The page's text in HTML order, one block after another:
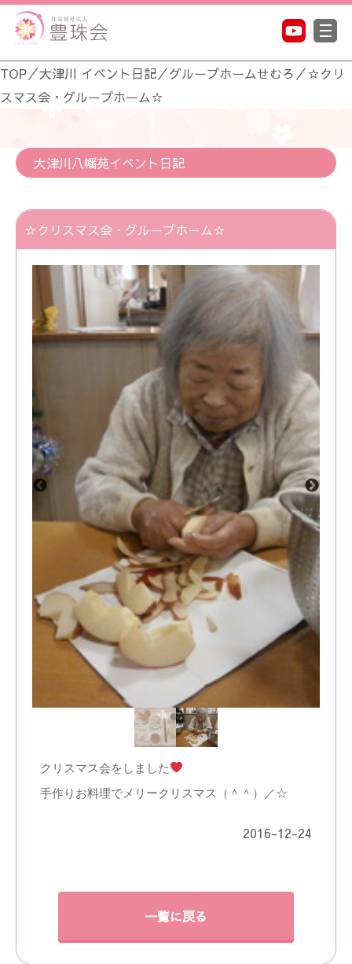
TOP／大津川 イベント日記／グループホームせむろ ／☆クリ
スマス会・グループホーム☆
大津川八幡苑イベント日記
☆クリスマス会・グループホーム☆
クリスマス会をしました
手作りお料理でメリークリスマス（＾＾）／☆
2016-12-24
一覧に戻る